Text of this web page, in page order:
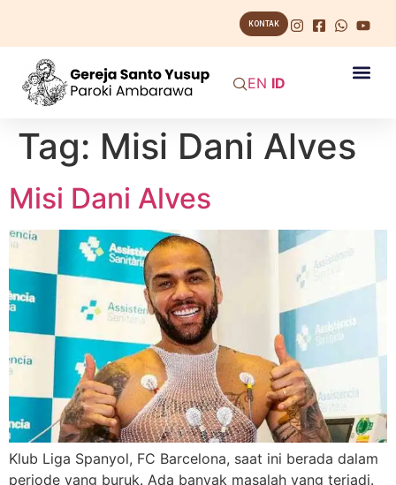
KONTAK
EN ID
Tag: Misi Dani Alves
Misi Dani Alves
Klub Liga Spanyol, FC Barcelona, saat ini berada dalam
periode yang buruk. Ada banyak masalah yang terjadi.